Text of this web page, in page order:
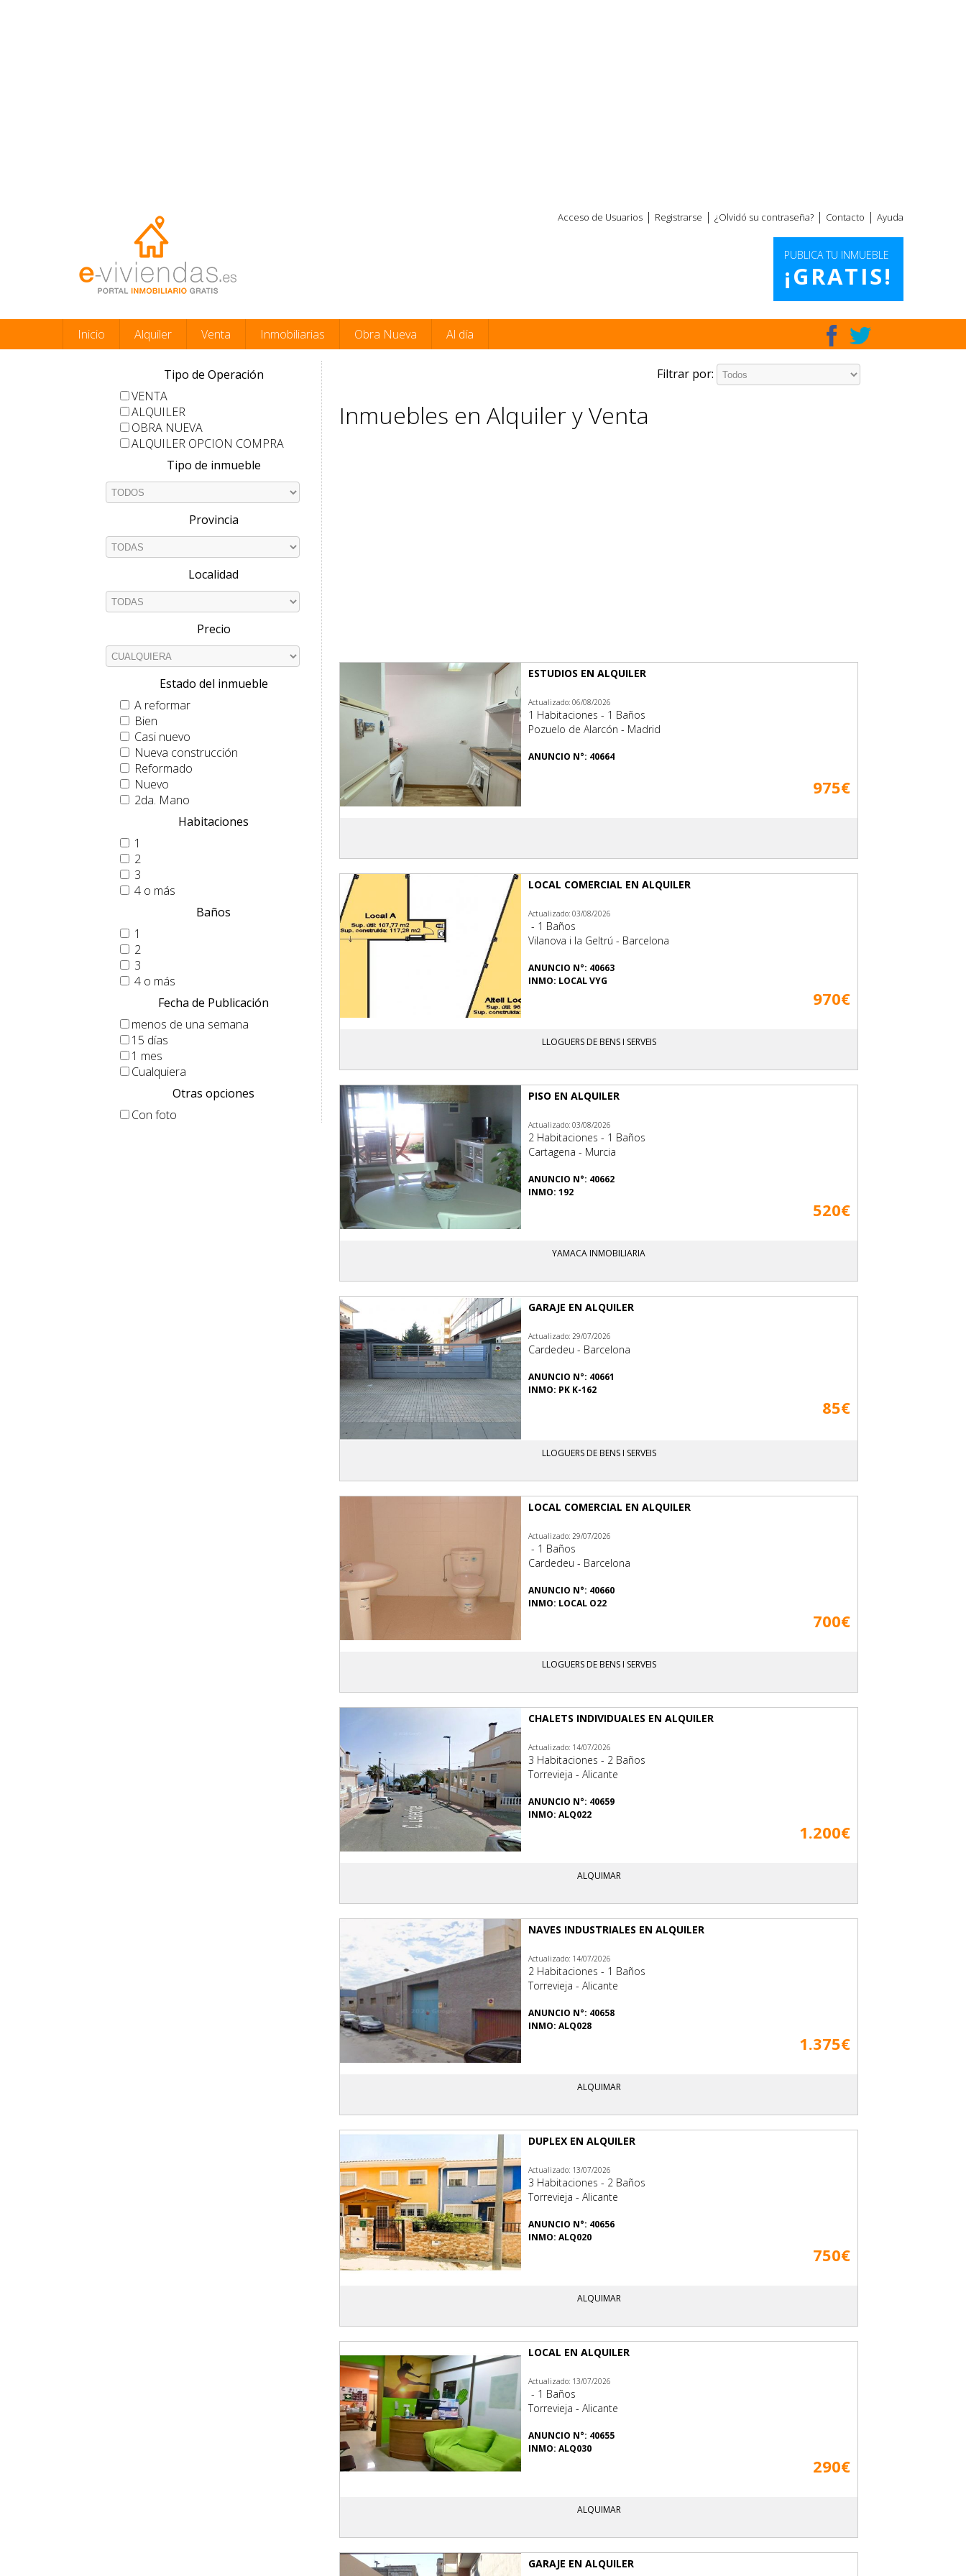
Acceso de Usuarios | Registrarse | ¿Olvidó su contraseña? | Contacto | Ayuda
PUBLICA TU INMUEBLE
¡GRATIS!
Inicio Alquiler Venta Inmobiliarias Obra Nueva Al día
Tipo de Operación
VENTA
ALQUILER
OBRA NUEVA
ALQUILER OPCION COMPRA
Tipo de inmueble
Provincia
Localidad
Precio
Estado del inmueble
A reformar
Bien
Casi nuevo
Nueva construcción
Reformado
Nuevo
2da. Mano
Habitaciones
1
2
3
4 o más
Baños
1
2
3
4 o más
Fecha de Publicación
menos de una semana
15 días
1 mes
Cualquiera
Otras opciones
Con foto
Filtrar por:
Inmuebles en Alquiler y Venta
ESTUDIOS EN ALQUILER
Actualizado: 06/08/2026
1 Habitaciones - 1 Baños
Pozuelo de Alarcón - Madrid
ANUNCIO N°: 40664
975€
LOCAL COMERCIAL EN ALQUILER
Actualizado: 03/08/2026
- 1 Baños
Vilanova i la Geltrú - Barcelona
ANUNCIO N°: 40663
INMO: LOCAL VYG
970€
LLOGUERS DE BENS I SERVEIS
PISO EN ALQUILER
Actualizado: 03/08/2026
2 Habitaciones - 1 Baños
Cartagena - Murcia
ANUNCIO N°: 40662
INMO: 192
520€
YAMACA INMOBILIARIA
GARAJE EN ALQUILER
Actualizado: 29/07/2026
Cardedeu - Barcelona
ANUNCIO N°: 40661
INMO: PK K-162
85€
LLOGUERS DE BENS I SERVEIS
LOCAL COMERCIAL EN ALQUILER
Actualizado: 29/07/2026
- 1 Baños
Cardedeu - Barcelona
ANUNCIO N°: 40660
INMO: LOCAL O22
700€
LLOGUERS DE BENS I SERVEIS
CHALETS INDIVIDUALES EN ALQUILER
Actualizado: 14/07/2026
3 Habitaciones - 2 Baños
Torrevieja - Alicante
ANUNCIO N°: 40659
INMO: ALQ022
1.200€
ALQUIMAR
NAVES INDUSTRIALES EN ALQUILER
Actualizado: 14/07/2026
2 Habitaciones - 1 Baños
Torrevieja - Alicante
ANUNCIO N°: 40658
INMO: ALQ028
1.375€
ALQUIMAR
DUPLEX EN ALQUILER
Actualizado: 13/07/2026
3 Habitaciones - 2 Baños
Torrevieja - Alicante
ANUNCIO N°: 40656
INMO: ALQ020
750€
ALQUIMAR
LOCAL EN ALQUILER
Actualizado: 13/07/2026
- 1 Baños
Torrevieja - Alicante
ANUNCIO N°: 40655
INMO: ALQ030
290€
ALQUIMAR
GARAJE EN ALQUILER